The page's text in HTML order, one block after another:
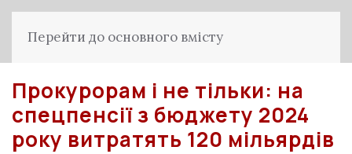
Перейти до основного вмісту
Прокурорам і не тільки: на
спецпенсії з бюджету 2024
року витратять 120 мільярдів